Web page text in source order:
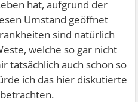
hat, aufgrund der
Umstand geöffnet
sind natürlich
welche so gar nicht
tatsächlich auch schon so
ich das hier diskutierte